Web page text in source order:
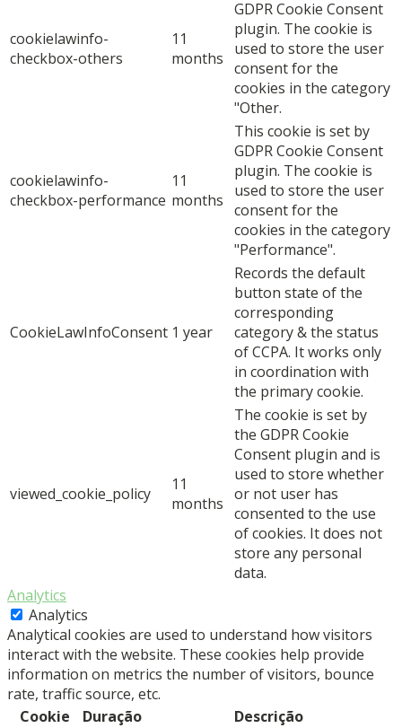
cookielawinfo-
checkbox-others
11
months
GDPR Cookie Consent
plugin. The cookie is
used to store the user
consent for the
cookies in the category
"Other.
cookielawinfo-
checkbox-performance
11
months
This cookie is set by
GDPR Cookie Consent
plugin. The cookie is
used to store the user
consent for the
cookies in the category
"Performance".
CookieLawInfoConsent 1 year
Records the default
button state of the
corresponding
category & the status
of CCPA. It works only
in coordination with
the primary cookie.
viewed_cookie_policy
11
months
The cookie is set by
the GDPR Cookie
Consent plugin and is
used to store whether
or not user has
consented to the use
of cookies. It does not
store any personal
data.
Analytics
Analytics
Analytical cookies are used to understand how visitors
interact with the website. These cookies help provide
information on metrics the number of visitors, bounce
rate, traffic source, etc.
Cookie
Duração Descrição